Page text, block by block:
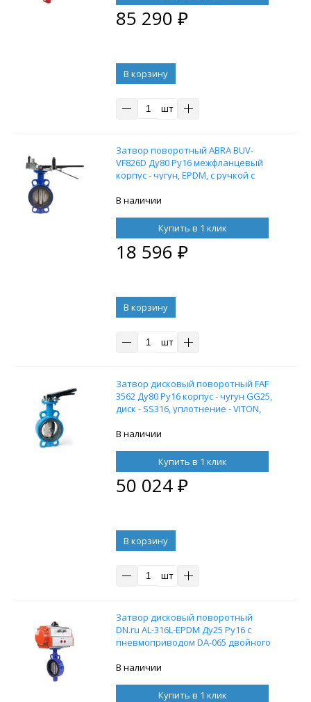
дублером HDM-1
85 290 ₽
В корзину
шт
Затвор поворотный ABRA BUV-
VF826D Ду80 Ру16 межфланцевый
корпус - чугун, EPDM, с ручкой с
В наличии
Купить в 1 клик
18 596 ₽
В корзину
шт
Затвор дисковый поворотный FAF
3562 Ду80 Ру16 корпус - чугун GG25,
диск - SS316, уплотнение - VITON,
В наличии
Купить в 1 клик
50 024₽
В корзину
шт
Затвор дисковый поворотный
DN.ru AL-316L-EPDM Ду25 Ру16 с
пневмоприводом DA-065 двойного
В наличии
Купить в 1 клик